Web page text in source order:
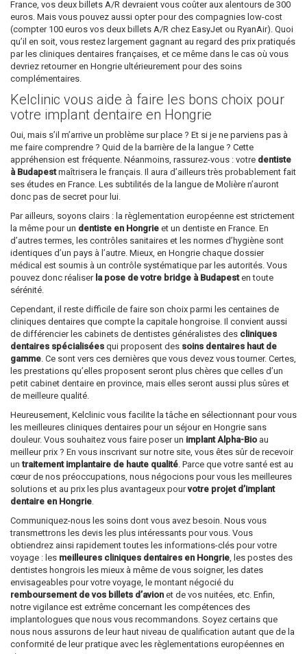
France, vos deux billets A/R devraient vous coûter aux alentours de 300
euros. Mais vous pouvez aussi opter pour des compagnies low-cost
(compter 100 euros vos deux billets A/R chez EasyJet ou RyanAir). Quoi
qu’il en soit, vous restez largement gagnant au regard des prix pratiqués
par les cliniques dentaires françaises, et ce même dans le cas où vous
devriez retourner en Hongrie ultérieurement pour des soins
complémentaires.
Kelclinic vous aide à faire les bons choix pour
votre implant dentaire en Hongrie
Oui, mais s’il m’arrive un problème sur place ? Et si je ne parviens pas à
me faire comprendre ? Quid de la barrière de la langue ? Cette
appréhension est fréquente. Néanmoins, rassurez-vous : votre dentiste
à Budapestmaîtrisera le français. Il aura d’ailleurs très probablement fait
ses études en France. Les subtilités de la langue de Molière n’auront
donc pas de secret pour lui.
Par ailleurs, soyons clairs : la règlementation européenne est strictement
la même pour un dentiste en Hongrie et un dentiste en France. En
d’autres termes, les contrôles sanitaires et les normes d’hygiène sont
identiques d’un pays à l’autre. Mieux, en Hongrie chaque dossier
médical est soumis à un contrôle systématique par les autorités. Vous
pouvez donc réaliser la pose de votre bridge à Budapesten toute
sérénité.
Cependant, il reste difficile de faire son choix parmi les centaines de
cliniques dentaires que compte la capitale hongroise. Il convient aussi
de différencier les cabinets de dentistes généralistes des cliniques
dentaires spécialisées qui proposent des soins dentaires haut de
gamme. Ce sont vers ces dernières que vous devez vous tourner. Certes,
les prestations qu’elles proposent seront plus chères que celles d’un
petit cabinet dentaire en province, mais elles seront aussi plus sûres et
de meilleure qualité.
Heureusement, Kelclinic vous facilite la tâche en sélectionnant pour vous
les meilleures cliniques dentaires pour un séjour en Hongrie sans
douleur. Vous souhaitez vous faire poser un implant Alpha-Bio au
meilleur prix ? En vous inscrivant sur notre site, vous êtes sûr de recevoir
untraitement implantaire de haute qualité. Parce que votre santé est au
cœur de nos préoccupations, nous négocions pour vous les meilleures
solutions et au prix les plus avantageux pourvotre projet d’implant
dentaire en Hongrie.
Communiquez-nous les soins dont vous avez besoin. Nous vous
transmettrons les devis les plus intéressants pour vous. Vous
obtiendrez ainsi rapidement toutes les informations-clés pour votre
voyage : les meilleures cliniques dentaires en Hongrie, les postes des
dentistes hongrois les mieux à même de vous soigner, les dates
envisageables pour votre voyage, le montant négocié du
remboursement de vos billets d’avion et de vos nuitées, etc. Enfin,
notre vigilance est extrême concernant les compétences des
implantologues que nous vous recommandons. Soyez certains que
nous nous assurons de leur haut niveau de qualification autant que de la
conformité de leur pratique avec les règlementations européennes en